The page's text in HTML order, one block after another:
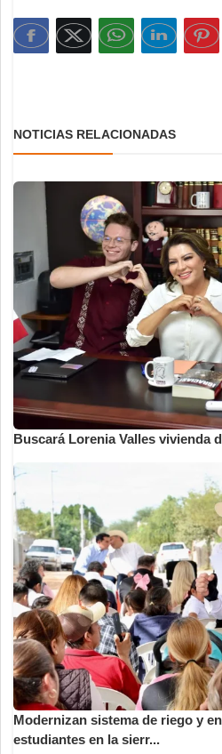
NOTICIAS RELACIONADAS
Buscará Lorenia Valles vivienda
Modernizan sistema de riego y
estudiantes en la sierr...